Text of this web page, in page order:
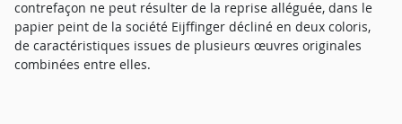
contrefaçon ne peut résulter de la reprise alléguée, dans le
papier peint de la société Eijffinger décliné en deux coloris,
de caractéristiques issues de plusieurs œuvres originales
combinées entre elles.